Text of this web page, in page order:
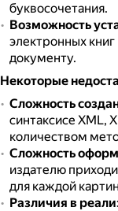
буквосочетания.
Возможность
электронных
документу.
Некоторые
Сложность
синтаксисе XML,
количеством
Сложность
издателю
для каждой
Различия в